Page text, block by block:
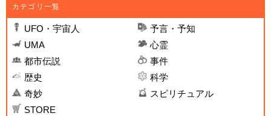
カテゴリ一覧
UFO・宇宙人
予言・予知
UMA
心霊
都市伝説
事件
歴史
科学
奇妙
スピリチュアル
STORE